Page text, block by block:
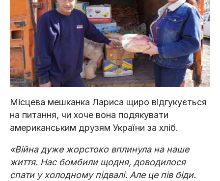
Місцева мешканка Лариса щиро відгукується
на питання, чи хоче вона подякувати
американським друзям України за хліб.
«Війна дуже жорстоко вплинула на наше
життя. Нас бомбили щодня, доводилося
спати у холодному підвалі. Але це пів біди.